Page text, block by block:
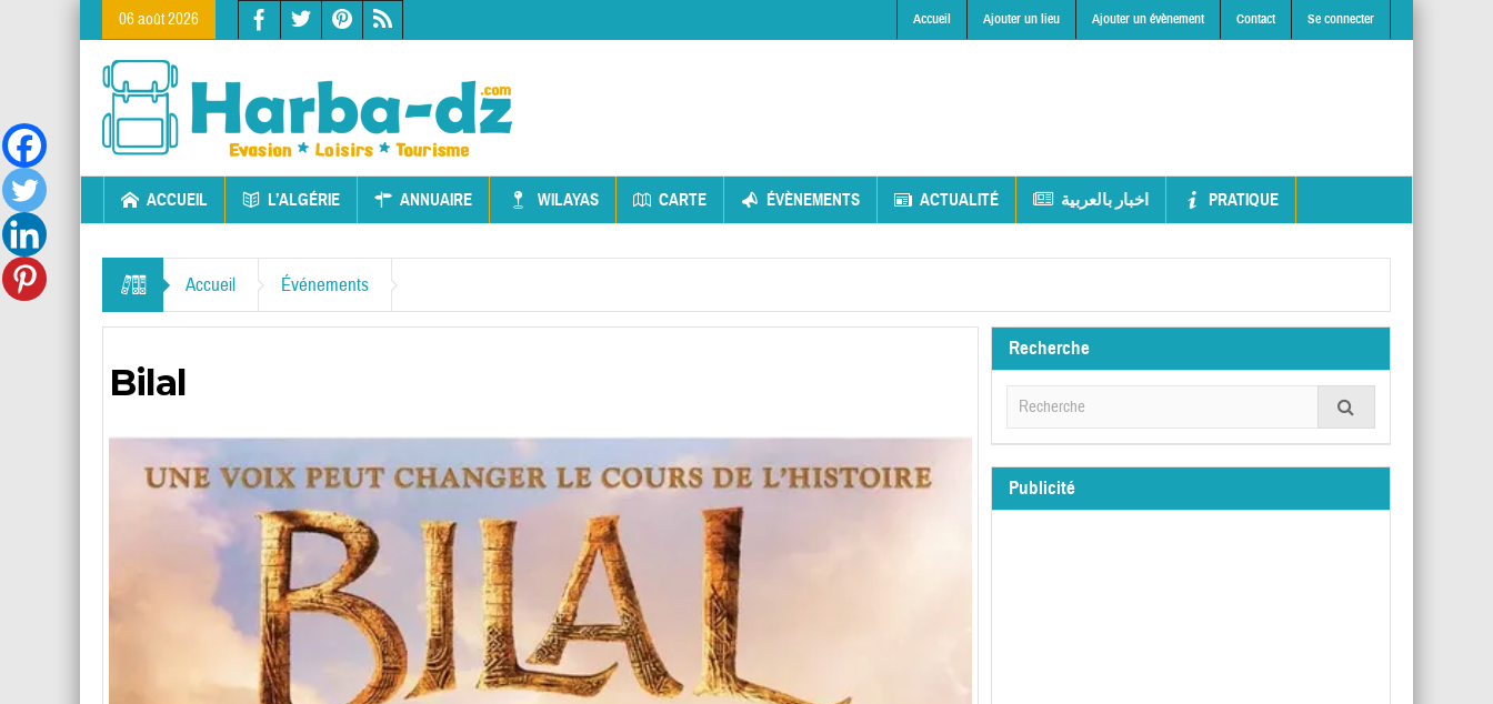
06 août 2026 Accueil Ajouter un lieu Ajouter un évènement Contact Se connecter
ACCUEIL L’ALGÉRIE ANNUAIRE WILAYAS CARTE ÉVÈNEMENTS ACTUALITÉ اخبار بالعربية PRATIQUE
Accueil Événements
Bilal
Recherche
Publicité